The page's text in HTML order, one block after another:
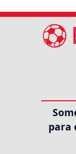
para